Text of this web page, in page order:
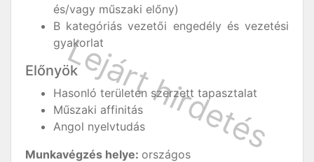
és/vagy műszaki előny)
B kategóriás vezetői engedély és vezetési
gyakorlat
Előnyök
Hasonló területen szerzett tapasztalat
Műszaki affinitás
Angol nyelvtudás
Munkavégzés helye: országos